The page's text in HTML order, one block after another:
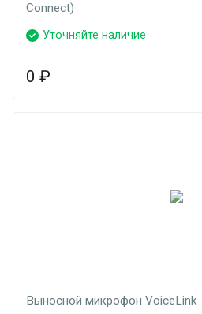
Connect)
Уточняйте наличие
0 ₽
Выносной микрофон VoiceLink